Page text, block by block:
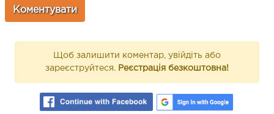
Щоб залишити коментар, увійдіть або
зареєструйтеся. Реєстрація безкоштовна!